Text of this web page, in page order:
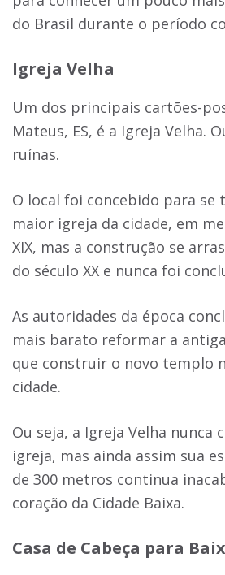
do Brasil durante o período
Igreja Velha
Um dos principais cartões-
Mateus, ES, é a Igreja Velha.
ruínas.
O local foi concebido para se
maior igreja da cidade, em
XIX, mas a construção se
do século XX e nunca foi
As autoridades da época
mais barato reformar a
que construir o novo templo
cidade.
Ou seja, a Igreja Velha nunca
igreja, mas ainda assim sua
de 300 metros continua
coração da Cidade Baixa.
Casa de Cabeça para